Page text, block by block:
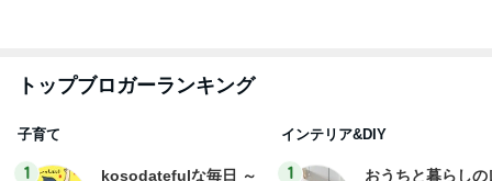
トップブロガーランキング
子育て
1
kosodatefulな毎日 ～
インテリア&DIY
1
おうちと暮らしの